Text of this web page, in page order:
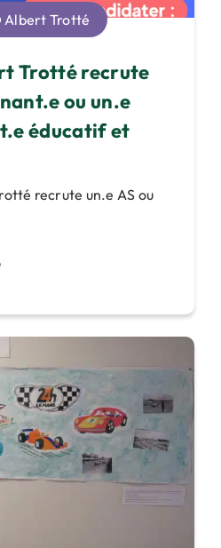
Albert Trotté
Trotté recrute
ou un.e
éducatif et
recrute un.e AS ou